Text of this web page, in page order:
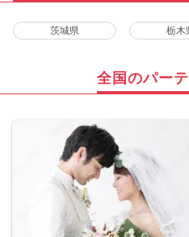
茨城県 栃木
全国のパー